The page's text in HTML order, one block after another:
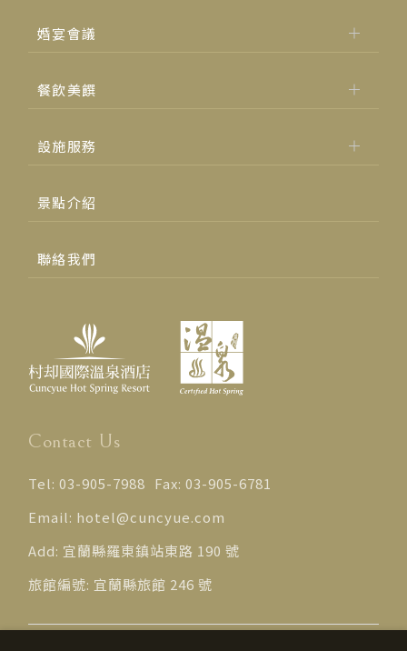
Contact Us
Tel: 03-905-7988 Fax: 03-905-6781
Email: hotel@cuncyue.com
Add: 宜蘭縣羅東鎮站東路 190 號
旅館編號: 宜蘭縣旅館 246 號
婚宴會議
餐飲美饌
設施服務
景點介紹
聯絡我們